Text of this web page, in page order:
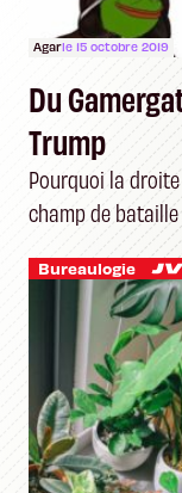
Agarle 15 octobre 2019
Du
Trump
Pourquoi la
champ de
Bureaulogie